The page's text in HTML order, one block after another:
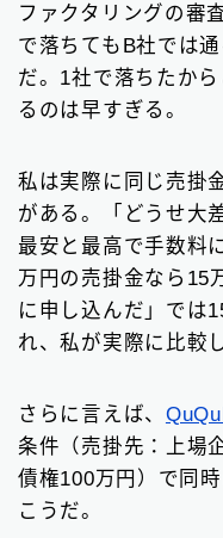
ファクタリングの審
で落ちてもB社では
だ。1社で落ちたか
るのは早すぎる。
私は実際に同じ売掛
がある。「どうせ大
最安と最高で手数料
万円の売掛金なら15
に申し込んだ」では
れ、私が実際に比較
さらに言えば、
条件（売掛先：上場
債権100万円）で同
こうだ。